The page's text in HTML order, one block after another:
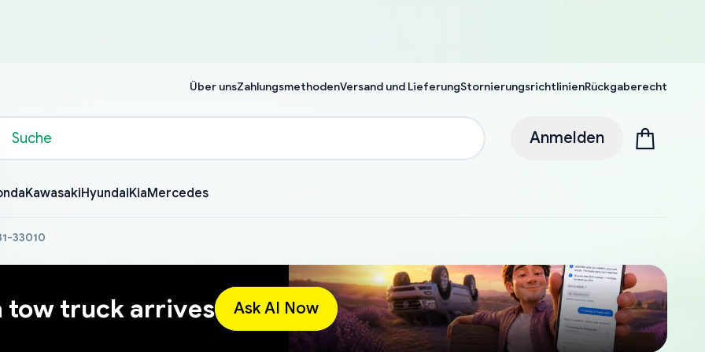
Über unsZahlungsmethodenVersand und LieferungStornierungsrichtlinienRückgaberecht
Anmelden
KawasakiHyundaiKiaMercedes
33010
tow truck arrives Ask AI Now